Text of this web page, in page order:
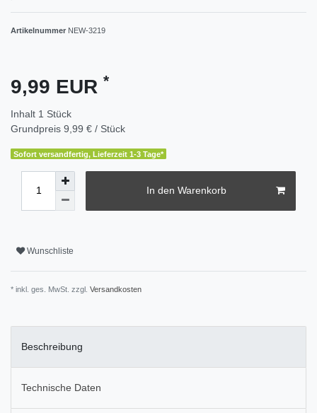
Artikelnummer NEW-3219
9,99 EUR *
Inhalt 1 Stück
Grundpreis 9,99 € / Stück
Sofort versandfertig, Lieferzeit 1-3 Tage*
In den Warenkorb
Wunschliste
* inkl. ges. MwSt. zzgl. Versandkosten
Beschreibung
Technische Daten